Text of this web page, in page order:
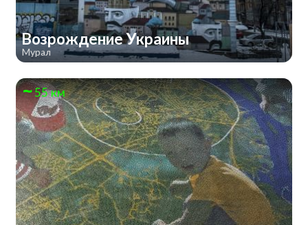
Возрождение Украины
Мурал
55 км